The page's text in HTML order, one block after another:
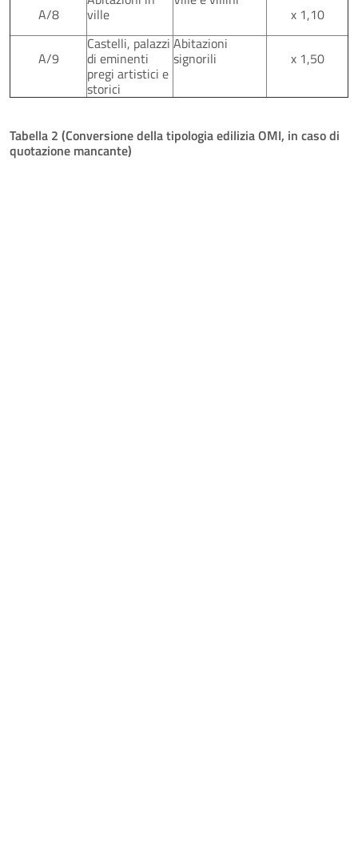
A/8 ville x 1,10
A/9
Castelli, palazzi
di eminenti
pregi artistici e
storici
Abitazioni
signorili x 1,50
Tabella 2 (Conversione della tipologia edilizia OMI, in caso di
quotazione mancante)